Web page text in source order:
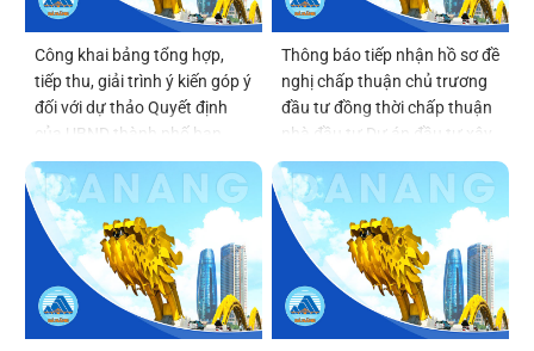
Công khai bảng tổng hợp,
tiếp thu, giải trình ý kiến góp ý
đối với dự thảo Quyết định
của UBND thành phố ban
hành Quy chế tổ chức và
hoạt động của thôn, tổ dân
phố
Thông báo tiếp nhận hồ sơ đề
nghị chấp thuận chủ trương
đầu tư đồng thời chấp thuận
nhà đầu tư Dự án đầu tư xây
dựng và kinh doanh kết cấu
hạ tầng khu chức năng tại vị
trí số 6 thuộc Khu thương
mại tự do Đà Nẵng